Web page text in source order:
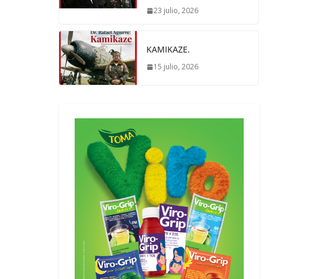
23 julio, 2026
KAMIKAZE.
15 julio, 2026